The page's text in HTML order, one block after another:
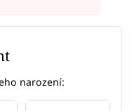
narození: